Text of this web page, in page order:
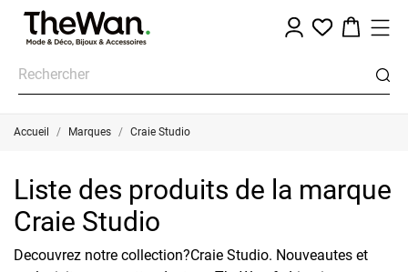
Accueil Marques Craie Studio
Liste des produits de la marque
Craie Studio
Decouvrez notre collection?Craie Studio. Nouveautes et